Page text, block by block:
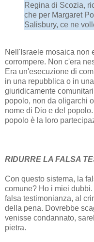
Regina di Scozia,
che per Margaret
Salisbury, ce ne
Nell'Israele mosaica non
corrompere. Non c'era
Era un'esecuzione di
in una repubblica o in
giuridicamente
popolo, non da oligarchi
nome di Dio e del
popolo è la loro
RIDURRE LA FALSA
Con questo sistema, la
comune? Ho i miei
falsa testimonianza, al
della pena. Dovrebbe
venisse condannato,
pietra.